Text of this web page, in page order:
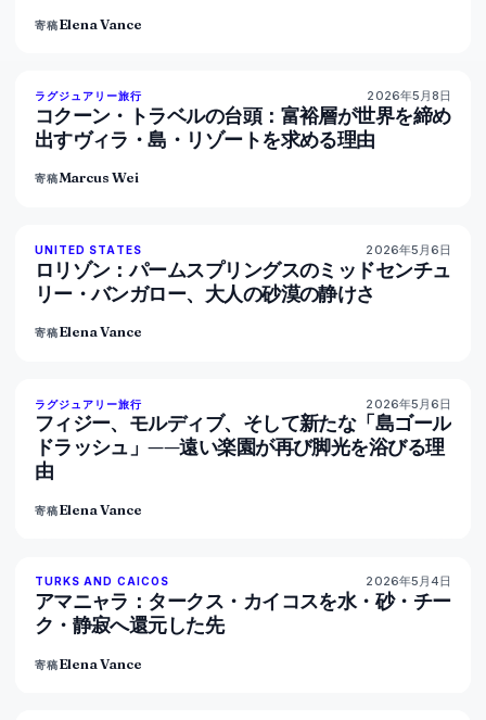
寄稿Elena Vance
82% 81
ラグジュアリー旅行 2026年5月8日
コクーン・トラベルの台頭：富裕層が世界を締め
出すヴィラ・島・リゾートを求める理由
寄稿Marcus Wei
92% 68
UNITED STATES 2026年5月6日
ロリゾン：パームスプリングスのミッドセンチュ
リー・バンガロー、大人の砂漠の静けさ
寄稿Elena Vance
84% 76
ラグジュアリー旅行 2026年5月6日
フィジー、モルディブ、そして新たな「島ゴール
ドラッシュ」——遠い楽園が再び脚光を浴びる理
由
寄稿Elena Vance
96% 60
TURKS AND CAICOS 2026年5月4日
アマニャラ：タークス・カイコスを水・砂・チー
ク・静寂へ還元した先
寄稿Elena Vance